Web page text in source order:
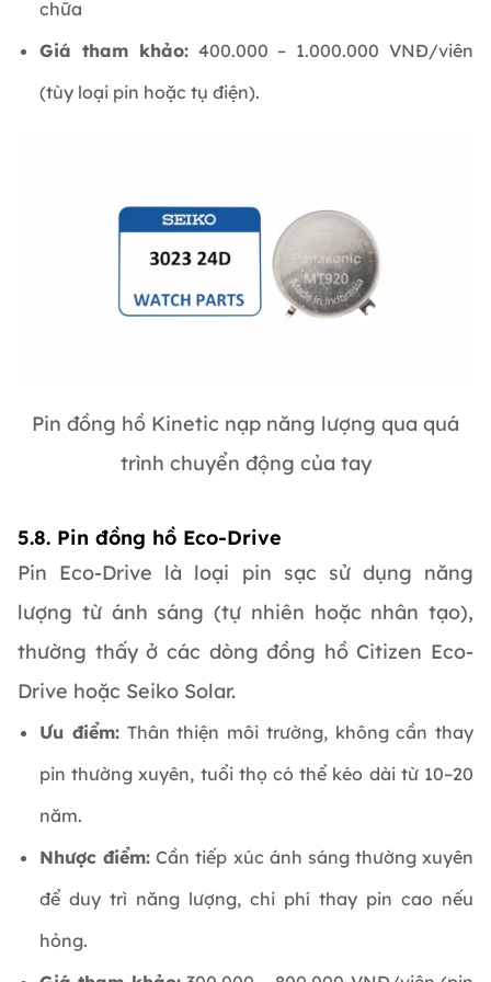
chữa
Giá tham khảo:400.000 – 1.000.000 VNĐ/viên
(tùy loại pin hoặc tụ điện).
Pin đồng hồ Kinetic nạp năng lượng qua quá
trình chuyển động của tay
5.8. Pin đồng hồ Eco-Drive
Pin Eco-Drive là loại pin sạc sử dụng năng
lượng từ ánh sáng (tự nhiên hoặc nhân tạo),
thường thấy ở các dòng đồng hồ Citizen Eco-
Drive hoặc Seiko Solar.
Ưu điểm:Thân thiện môi trường, không cần thay
pin thường xuyên, tuổi thọ có thể kéo dài từ 10–20
năm.
Nhược điểm: Cần tiếp xúc ánh sáng thường xuyên
để duy trì năng lượng, chi phí thay pin cao nếu
hỏng.